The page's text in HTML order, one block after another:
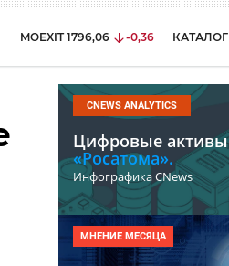
MOEXIT 1796,06 -0,36 КАТАЛОГ
CNEWS ANALYTICS
Цифровые активы
«Росатома».
Инфографика CNews
МНЕНИЕ МЕСЯЦА